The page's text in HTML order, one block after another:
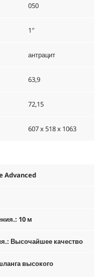
050
1″
антрацит
63,9
72,15
607 x 518 x 1063
Advanced
10 м
Высочайшее качество
высокого